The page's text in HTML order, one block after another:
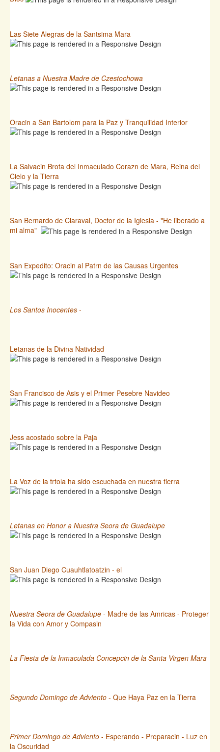
Las Siete Alegras de la Santsima Mara
Letanas a Nuestra Madre de Czestochowa
Oracin a San Bartolom para la Paz y Tranquilidad Interior
La Salvacin Brota del Inmaculado Corazn de Mara, Reina del
Cielo y la Tierra
San Bernardo de Claraval, Doctor de la Iglesia - "He liberado a
mi alma"
San Expedito: Oracin al Patrn de las Causas Urgentes
Los Santos Inocentes -
Letanas de la Divina Natividad
San Francisco de Asis y el Primer Pesebre Navideo
Jess acostado sobre la Paja
La Voz de la trtola ha sido escuchada en nuestra tierra
Letanas en Honor a Nuestra Seora de Guadalupe
San Juan Diego Cuauhtlatoatzin - el
Nuestra Seora de Guadalupe - Madre de las Amricas - Proteger
la Vida con Amor y Compasin
La Fiesta de la Inmaculada Concepcin de la Santa Virgen Mara
Segundo Domingo de Adviento - Que Haya Paz en la Tierra
Primer Domingo de Adviento - Esperando - Preparacin - Luz en
la Oscuridad